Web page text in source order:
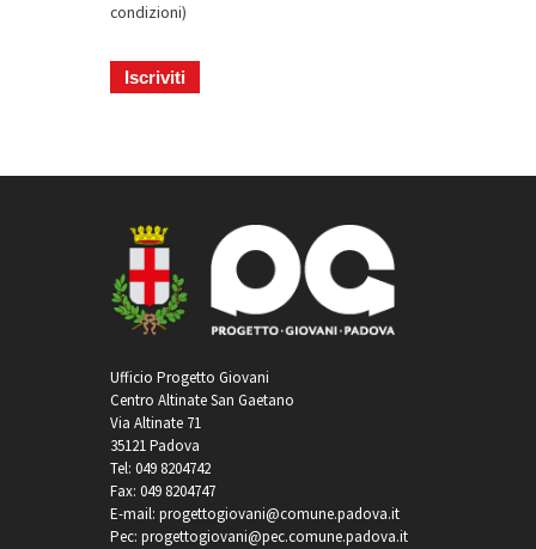
condizioni)
Ufficio Progetto Giovani
Centro Altinate San Gaetano
Via Altinate 71
35121 Padova
Tel: 049 8204742
Fax: 049 8204747
E-mail: progettogiovani@comune.padova.it
Pec: progettogiovani@pec.comune.padova.it